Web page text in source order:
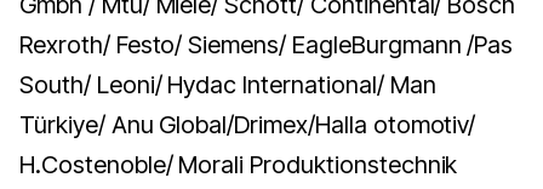
Rexroth/ Festo/ Siemens/ EagleBurgmann /Pas
South/ Leoni/ Hydac International/ Man
Türkiye/ Anu Global/Drimex/Halla otomotiv/
H.Costenoble/ Morali Produktionstechnik